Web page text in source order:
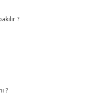
?
?